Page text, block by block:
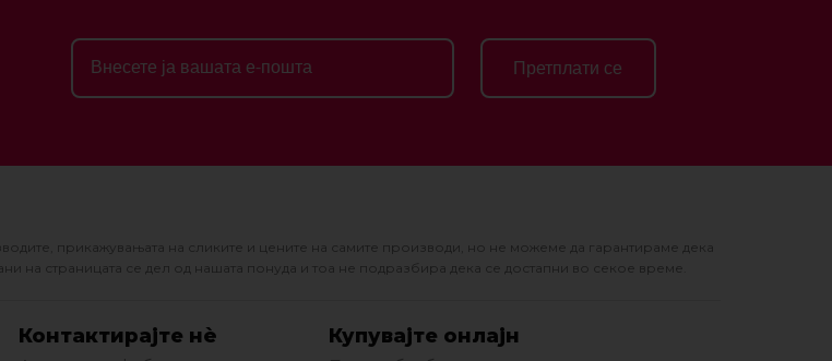
Претплати се
прикажувањата на сликите и цените на самите производи, но не можеме да гарантираме дека
страницата се дел од нашата понуда и тоа не подразбира дека се достапни во секое време.
Контактирајте нè Купувајте онлајн